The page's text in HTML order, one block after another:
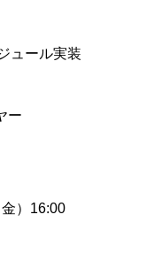
ュール実装
ー
）16:00